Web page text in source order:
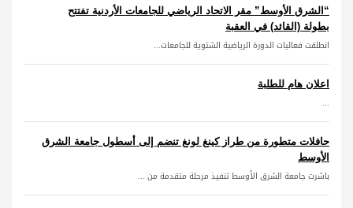
“الشرق الأوسط” مقر الاتحاد الرياضي للجامعات الأردنية تفتتح
بطولة (القائد) في العقبة
انطلقت فعاليات الدورة الرياضية الشتوية للجامعات...
اعلان هام للطلبة
...
حافلات متطورة من طراز كينغ لونغ تنضم إلى أسطول جامعة الشرق
الأوسط
باشرت جامعة الشرق الأوسط تنفيذ مرحلة متقدمة من ...